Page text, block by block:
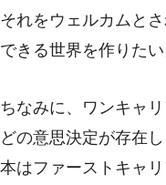
それをウェルカムと
できる世界を作りた
ちなみに、ワンキャ
どの意思決定が存在
本はファーストキャ